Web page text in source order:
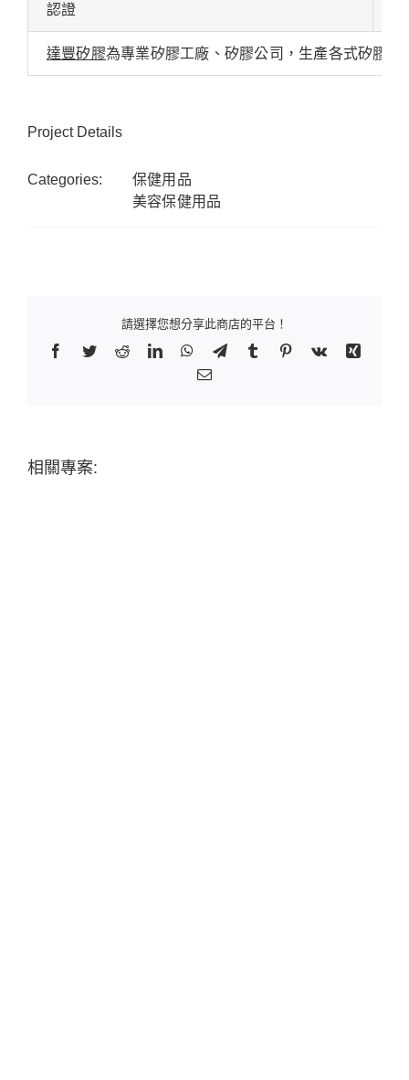
認證
達豐矽膠為專業矽膠工廠、矽膠公司，生產各式矽膠
Project Details
Categories:
保健用品
美容保健用品
請選擇您想分享此商店的平台！
Facebook
TwitterRedditLinkedInWhatsApp
TelegramTumblr Pinterest
Vk
Xing
Email:
相關專案: